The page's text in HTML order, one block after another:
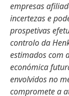
empresas
incertezas e
prospetivas
controlo da
estimados com
económica
envolvidos no
compromete a